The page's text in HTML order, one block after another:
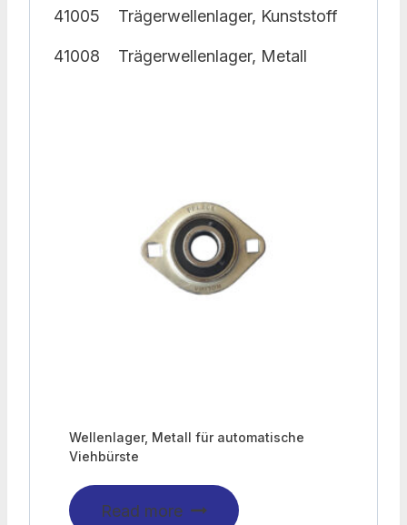
41005 Trägerwellenlager, Kunststoff
41008 Trägerwellenlager, Metall
Wellenlager, Metall für automatische
Viehbürste
Read more